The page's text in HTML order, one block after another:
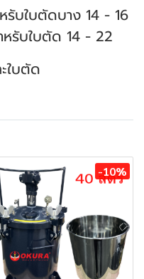
รับใบตัดบาง 14 - 16
หรับใบตัด 14 - 22
ใบตัด
-10%